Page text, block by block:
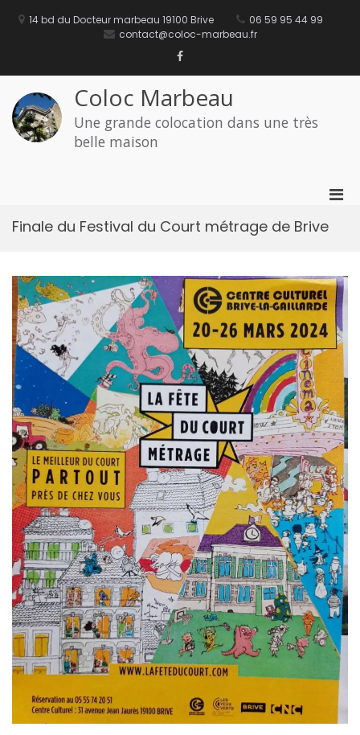
14 bd du Docteur marbeau 19100 Brive
06 59 95 44 99
contact@coloc-marbeau.fr
Facebook
Coloc Marbeau
Une grande colocation dans une très
belle maison
Finale du Festival du Court métrage de Brive